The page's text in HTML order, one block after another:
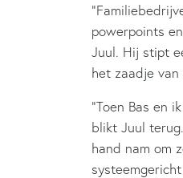
powerpoints
Juul. Hij stipt
het zaadje
“Toen Bas en
blikt Juul
hand nam om